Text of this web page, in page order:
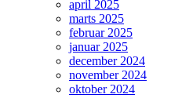
april 2025
marts 2025
februar 2025
januar 2025
december 2024
november 2024
oktober 2024